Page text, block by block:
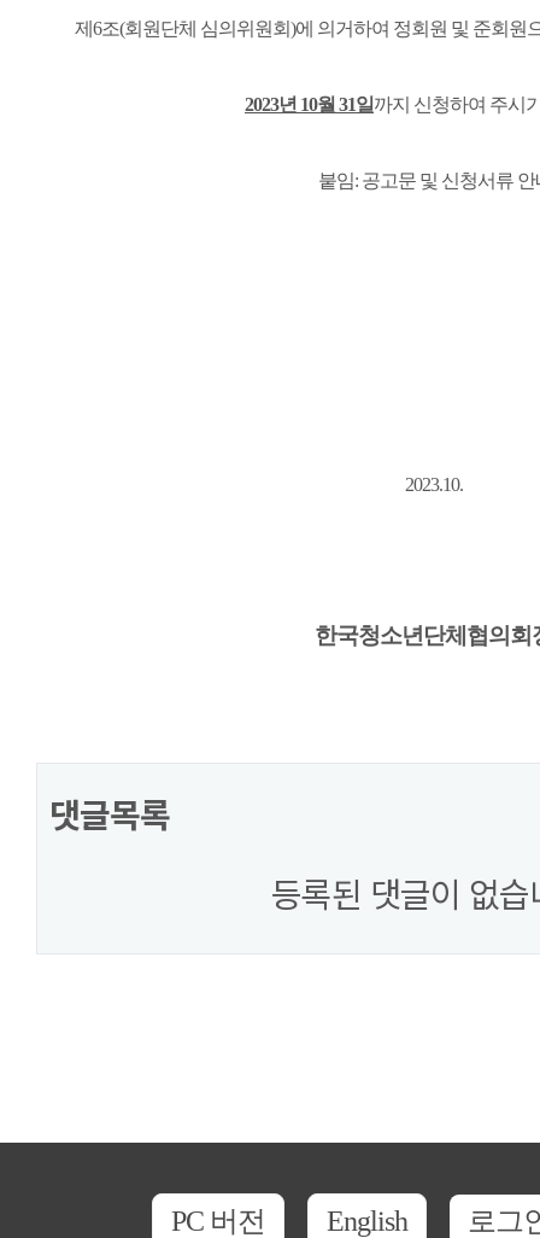
제6조(회원단체 심의위원회)에 의거하여 정회원 및 준회원
2023년 10월 31일까지 신청하여 주시
붙임: 공고문 및 신청서류 안
2023.10.
한국청소년단체협의회
댓글목록
등록된 댓글이 없습
PC 버전 English 로그